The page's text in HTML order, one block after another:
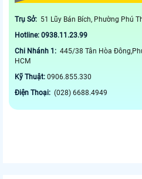
Trụ Sở: 51 Lũy Bán Bích, Phường Phú
Hotline: 0938.11.23.99
Chi Nhánh 1: 445/38 Tân Hòa
HCM
Kỹ Thuật: 0906.855.330
Điện Thoại: (028) 6688.4949